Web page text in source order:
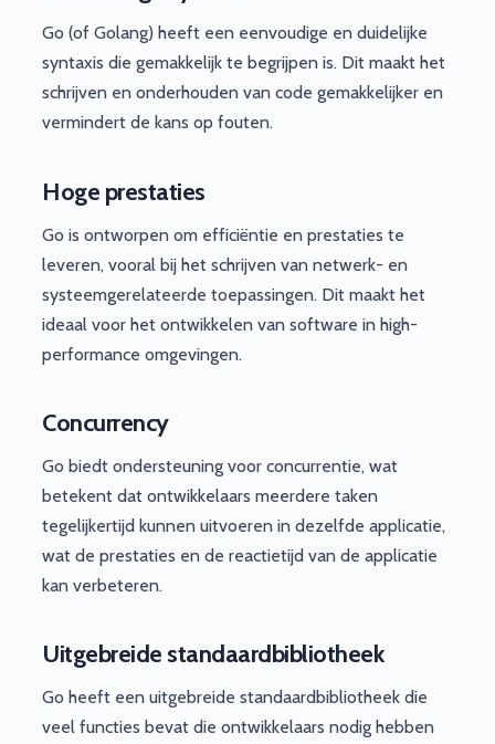
Go (of Golang) heeft een eenvoudige en duidelijke
syntaxis die gemakkelijk te begrijpen is. Dit maakt het
schrijven en onderhouden van code gemakkelijker en
vermindert de kans op fouten.
Hoge prestaties
Go is ontworpen om efficiëntie en prestaties te
leveren, vooral bij het schrijven van netwerk- en
systeemgerelateerde toepassingen. Dit maakt het
ideaal voor het ontwikkelen van software in high-
performance omgevingen.
Concurrency
Go biedt ondersteuning voor concurrentie, wat
betekent dat ontwikkelaars meerdere taken
tegelijkertijd kunnen uitvoeren in dezelfde applicatie,
wat de prestaties en de reactietijd van de applicatie
kan verbeteren.
Uitgebreide standaardbibliotheek
Go heeft een uitgebreide standaardbibliotheek die
veel functies bevat die ontwikkelaars nodig hebben